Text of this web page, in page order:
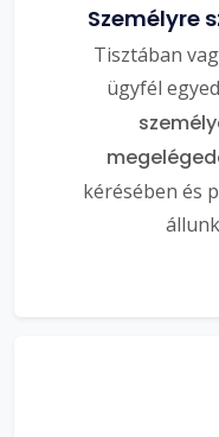
Személyre
Tisztában
ügyfél
kérésében és